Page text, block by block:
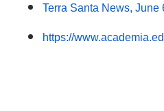
Terra Santa News,
https://